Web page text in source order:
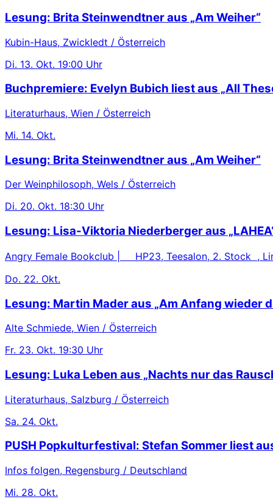
Lesung: Brita Steinwendtner aus „Am Weiher“
Kubin-Haus, Zwickledt / Österreich
Di. 13. Okt. 19:00 Uhr
Buchpremiere: Evelyn Bubich liest aus „All
Literaturhaus, Wien / Österreich
Mi. 14. Okt.
Lesung: Brita Steinwendtner aus „Am Weiher“
Der Weinphilosoph, Wels / Österreich
Di. 20. Okt. 18:30 Uhr
Lesung: Lisa-Viktoria Niederberger aus
Angry Female Bookclub | HP23, Teesalon, 2. Stock ,
Do. 22. Okt.
Lesung: Martin Mader aus „Am Anfang wieder
Alte Schmiede, Wien / Österreich
Fr. 23. Okt. 19:30 Uhr
Lesung: Luka Leben aus „Nachts nur das
Literaturhaus, Salzburg / Österreich
Sa. 24. Okt.
PUSH Popkulturfestival: Stefan Sommer liest
Infos folgen, Regensburg / Deutschland
Mi. 28. Okt.